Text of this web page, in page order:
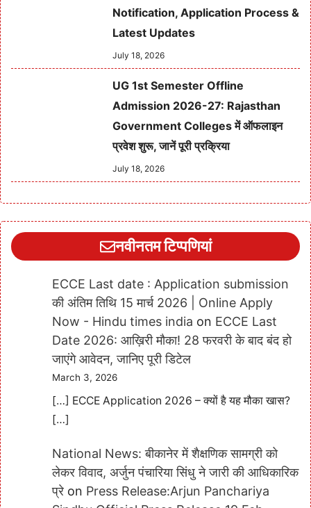
Notification, Application Process &
Latest Updates
July 18, 2026
UG 1st Semester Offline
Admission 2026-27: Rajasthan
Government Colleges में ऑफलाइन
प्रवेश शुरू, जानें पूरी प्रक्रिया
July 18, 2026
नवीनतम टिप्पणियां
ECCE Last date : Application submission
की अंतिम तिथि 15 मार्च 2026 | Online Apply
Now - Hindu times india on ECCE Last
Date 2026: आख़िरी मौका! 28 फरवरी के बाद बंद हो
जाएंगे आवेदन, जानिए पूरी डिटेल
March 3, 2026
[…] ECCE Application 2026 – क्यों है यह मौका खास?
[…]
National News: बीकानेर में शैक्षणिक सामग्री को
लेकर विवाद, अर्जुन पंचारिया सिंधु ने जारी की आधिकारिक
प्रेon Press Release:Arjun Panchariya